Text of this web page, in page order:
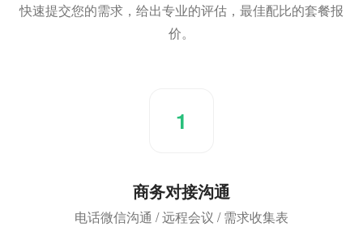
快速提交您的需求，给出专业的评估，最佳配比的套餐报
价。
1
商务对接沟通
电话微信沟通 / 远程会议 / 需求收集表